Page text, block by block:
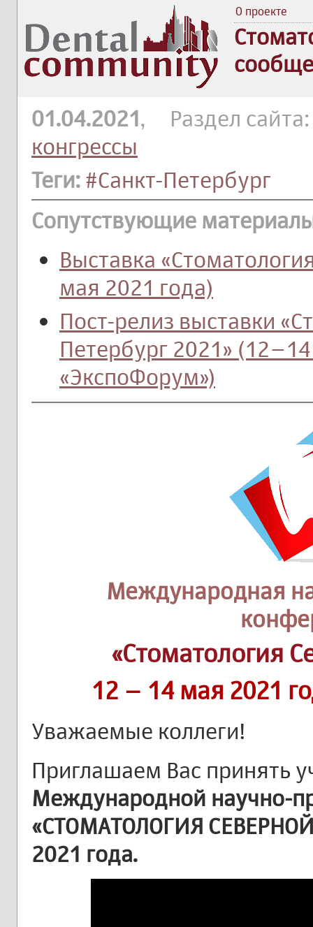
О проекте
01.04.2021, Раздел
конгрессы
Теги: #Санкт-Петербург
Сопутствующие
Выставка
мая 2021 года)
Пост-релиз выставки
Петербург 2021»
«ЭкспоФорум»)
Международная
«Стоматология
12 – 14 мая 2021
Уважаемые коллеги!
Приглашаем Вас принять
Международной научно-
«СТОМАТОЛОГИЯ
2021 года.